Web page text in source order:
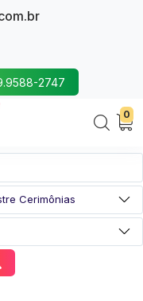
2747
0